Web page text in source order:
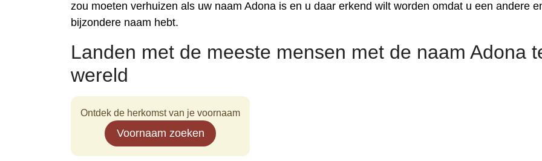
zou moeten verhuizen als uw naam Adona is en u daar erkend wilt worden omdat u een andere
bijzondere naam hebt.
Landen met de meeste mensen met de naam Adona
wereld
Ontdek de herkomst van je voornaam
Voornaam zoeken